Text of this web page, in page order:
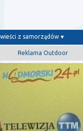
wieści z samorządów
Reklama Outdoor